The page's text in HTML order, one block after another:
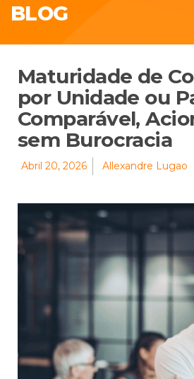
BLOG
Maturidade de
por Unidade ou
Comparável,
sem Burocracia
Abril 20, 2026 Allexandre Lugao